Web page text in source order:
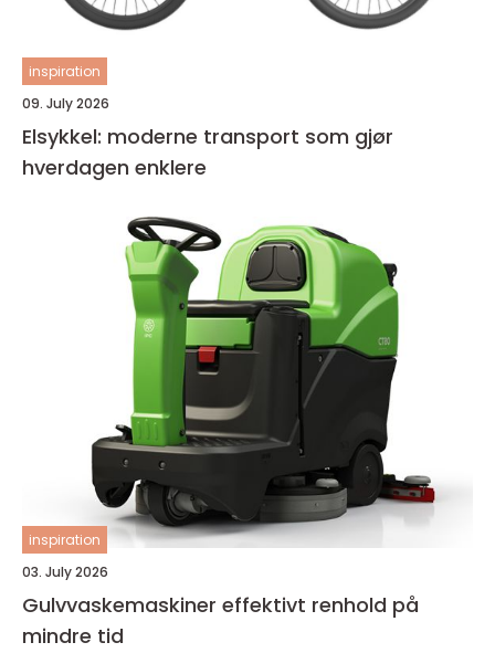
inspiration
09. July 2026
Elsykkel: moderne transport som gjør
hverdagen enklere
inspiration
03. July 2026
Gulvvaskemaskiner effektivt renhold på
mindre tid